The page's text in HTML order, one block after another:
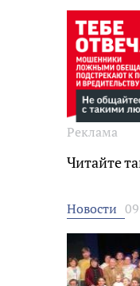
Реклама
Читайте
Новости